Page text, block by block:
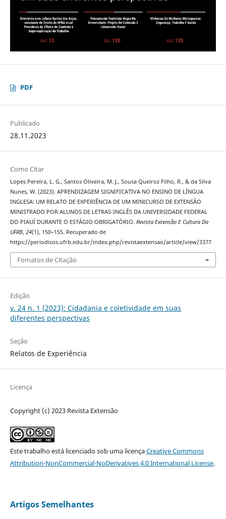
PDF
Publicado
28.11.2023
Como Citar
Lopes Pereira, L. G., Santos Oliveira, M. J., Sousa Queiroz Filho, R., & da Silva
Nunes, W. (2023). APRENDIZAGEM SIGNIFICATIVA NO ENSINO DE LÍNGUA
INGLESA: UM RELATO DE EXPERIÊNCIA DE UM MINICURSO DE EXTENSÃO
MINISTRADO POR ALUNOS DE LETRAS-INGLÊS DA UNIVERSIDADE FEDERAL
DO PIAUÍ DURANTE O ESTÁGIO OBRIGATÓRIO. Revista Extensão E Cultura Da
UFRB, 24(1), 150–155. Recuperado de
https://periodicos.ufrb.edu.br/index.php/revistaextensao/article/view/3377
Fomatos de Citação
Edição
v. 24 n. 1 (2023): Cidadania e coletividade em suas
diferentes perspectivas
Seção
Relatos de Experiência
Licença
Copyright (c) 2023 Revista Extensão
Este trabalho está licenciado sob uma licençaCreative Commons
Attribution-NonCommercial-NoDerivatives 4.0 International License.
Artigos Semelhantes